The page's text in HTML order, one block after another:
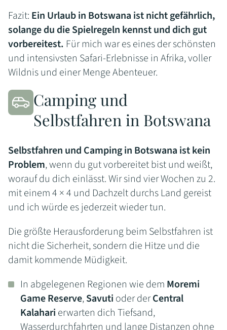
Fazit: Ein Urlaub in Botswana ist nicht gefährlich,
solange du die Spielregeln kennst und dich gut
vorbereitest. Für mich war es eines der schönsten
und intensivsten Safari-Erlebnisse in Afrika, voller
Wildnis und einer Menge Abenteuer.
Camping und
Selbstfahren in Botswana
Selbstfahren und Camping in Botswana ist kein
Problem, wenn du gut vorbereitet bist und weißt,
worauf du dich einlässt. Wir sind vier Wochen zu 2.
mit einem 4 × 4 und Dachzelt durchs Land gereist
und ich würde es jederzeit wieder tun.
Die größte Herausforderung beim Selbstfahren ist
nicht die Sicherheit, sondern die Hitze und die
damit kommende Müdigkeit.
In abgelegenen Regionen wie dem Moremi
Game Reserve,Savuti oder derCentral
Kalahari erwarten dich Tiefsand,
Wasserdurchfahrten und lange Distanzen ohne